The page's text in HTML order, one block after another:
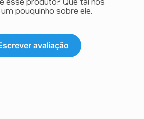
esse produto? Que tal nos
pouquinho sobre ele.
avaliação